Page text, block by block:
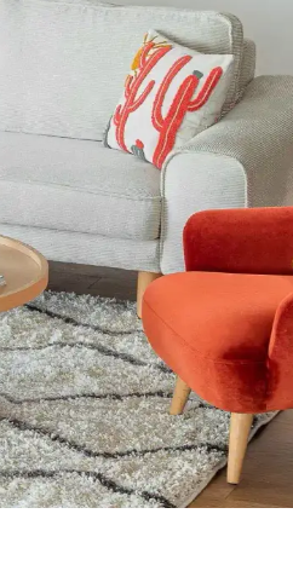
kum ve neme karşı pratik
ekonomik ve esnek alternatifler
mekanın estetiğini ve ferahlığını
ve hijyenik halı tercihleri mekâna
seçimi ve aksesuar kullanımı